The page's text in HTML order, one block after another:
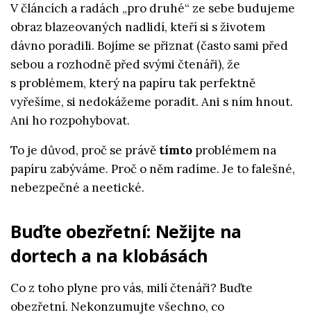
V článcích a radách „pro druhé“ ze sebe budujeme
obraz blazeovaných nadlidí, kteří si s životem
dávno poradili. Bojíme se přiznat (často sami před
sebou a rozhodně před svými čtenáři), že
s problémem, který na papíru tak perfektně
vyřešíme, si nedokážeme poradit. Ani s ním hnout.
Ani ho rozpohybovat.
To je důvod, proč se právě tímto problémem na
papíru zabýváme. Proč o něm radíme. Je to falešné,
nebezpečné a neetické.
Buďte obezřetní: Nežijte na
dortech a na klobásách
Co z toho plyne pro vás, milí čtenáři? Buďte
obezřetní. Nekonzumujte všechno, co